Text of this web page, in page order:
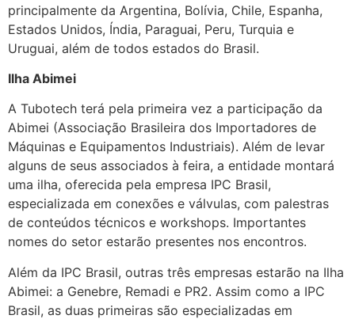
principalmente da Argentina, Bolívia, Chile, Espanha,
Estados Unidos, Índia, Paraguai, Peru, Turquia e
Uruguai, além de todos estados do Brasil.
Ilha Abimei
A Tubotech terá pela primeira vez a participação da
Abimei (Associação Brasileira dos Importadores de
Máquinas e Equipamentos Industriais). Além de levar
alguns de seus associados à feira, a entidade montará
uma ilha, oferecida pela empresa IPC Brasil,
especializada em conexões e válvulas, com palestras
de conteúdos técnicos e workshops. Importantes
nomes do setor estarão presentes nos encontros.
Além da IPC Brasil, outras três empresas estarão na Ilha
Abimei: a Genebre, Remadi e PR2. Assim como a IPC
Brasil, as duas primeiras são especializadas em